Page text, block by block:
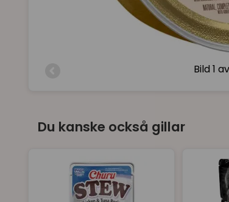
Bild1
Du kanske också gillar